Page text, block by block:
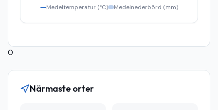
Medeltemperatur (°C) Medelnederbörd (mm)
0
Närmaste orter